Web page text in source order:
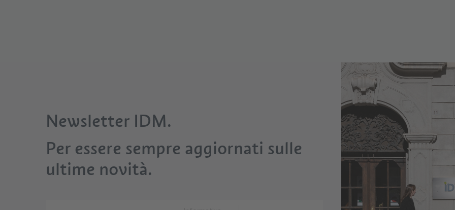
Newsletter IDM.
Per essere sempre aggiornati sulle
ultime novità.